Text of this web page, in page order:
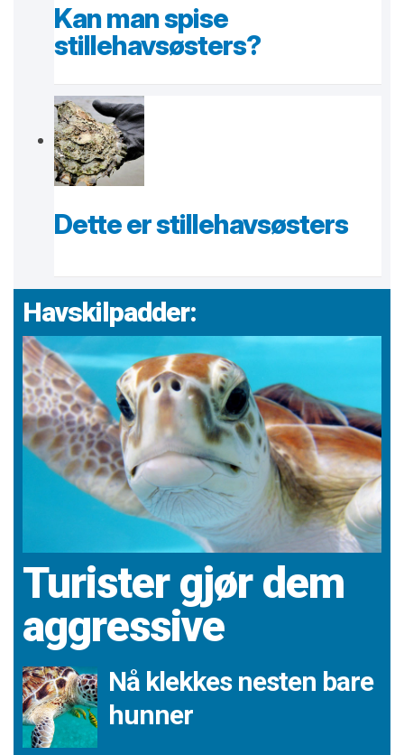
Kan man spise
stillehavsøsters?
Dette er stillehavsøsters
Havskilpadder:
Turister gjør dem
aggressive
Nå klekkes nesten bare
hunner